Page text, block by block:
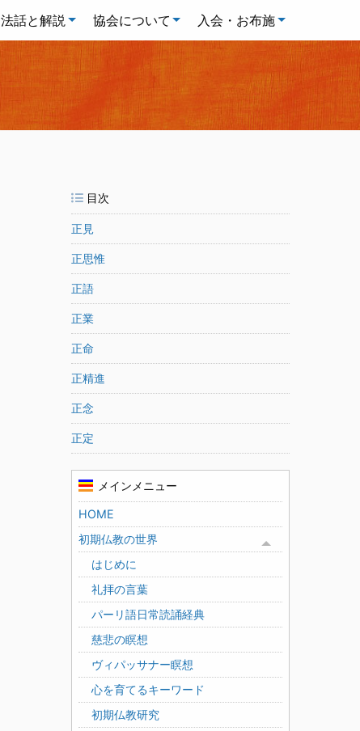
法話と解説 協会について 入会・お布施
目次
正見
正思惟
正語
正業
正命
正精進
正念
正定
メインメニュー
HOME
初期仏教の世界
Toggle menu
はじめに
礼拝の言葉
パーリ語日常読誦経典
慈悲の瞑想
ヴィパッサナー瞑想
心を育てるキーワード
初期仏教研究